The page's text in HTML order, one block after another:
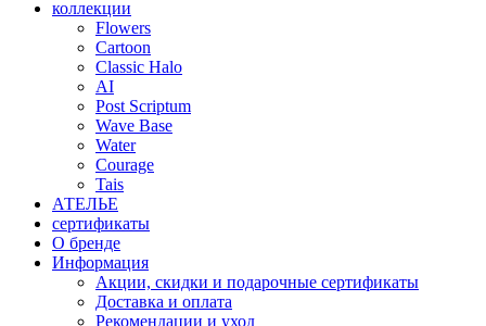
коллекции
Flowers
Cartoon
Classic Halo
AI
Post Scriptum
Wave Base
Water
Courage
Tais
АТЕЛЬЕ
сертификаты
О бренде
Информация
Акции, скидки и подарочные сертификаты
Доставка и оплата
Рекомендации и уход